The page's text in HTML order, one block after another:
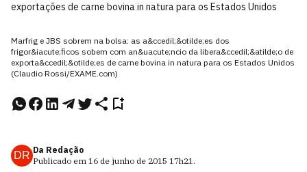
exportações de carne bovina in natura para os Estados Unidos
Marfrig e JBS sobrem na bolsa: as a&ccedil;&otilde;es dos
frigor&iacute;ficos sobem com an&uacute;ncio da libera&ccedil;&atilde;o de
exporta&ccedil;&otilde;es de carne bovina in natura para os Estados Unidos
(Claudio Rossi/EXAME.com)
DR Da Redação
Publicado em 16 de junho de 2015 17h21.